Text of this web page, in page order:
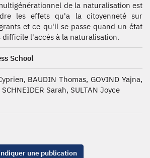
de la naturalisation est
les effets qu'a la citoyenneté sur
et ce qu'il se passe quand un état
l'accès à la naturalisation.
School
BAUDIN Thomas, GOVIND Yajna,
Sarah, SULTAN Joyce
une publication